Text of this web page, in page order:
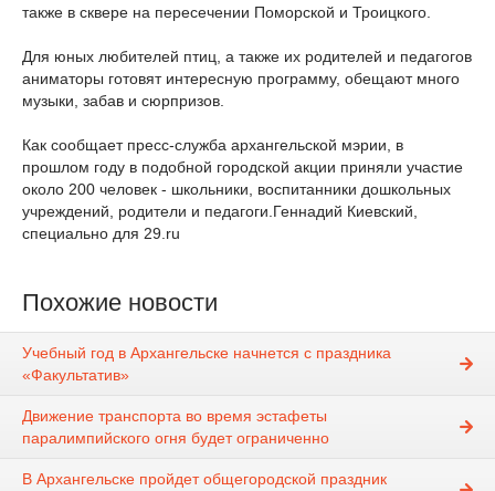
также в сквере на пересечении Поморской и Троицкого.
Для юных любителей птиц, а также их родителей и педагогов
аниматоры готовят интересную программу, обещают много
музыки, забав и сюрпризов.
Как сообщает пресс-служба архангельской мэрии, в
прошлом году в подобной городской акции приняли участие
около 200 человек - школьники, воспитанники дошкольных
учреждений, родители и педагоги.Геннадий Киевский,
специально для 29.ru
Похожие новости
Учебный год в Архангельске начнется с праздника
«Факультатив»
Движение транспорта во время эстафеты
паралимпийского огня будет ограниченно
В Архангельске пройдет общегородской праздник